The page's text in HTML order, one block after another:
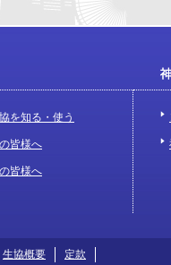
を知る・使う
皆様へ
皆様へ
生協概要 定款